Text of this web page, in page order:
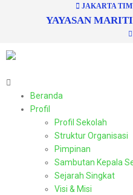
JAKARTA
YAYASAN
Beranda
Profil
Profil Sekolah
Struktur Organisasi
Pimpinan
Sambutan Kepala
Sejarah Singkat
Visi & Misi